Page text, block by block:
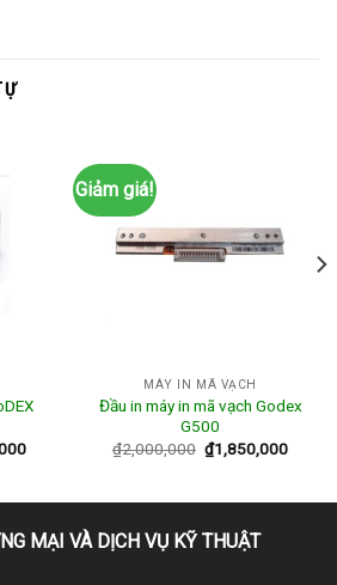
Giảm giá!
MÁY IN MÃ VẠCH
Đầu in máy in mã vạch Godex
G500
₫2,000,000 ₫1,850,000
MẠI VÀ DỊCH VỤ KỸ THUẬT